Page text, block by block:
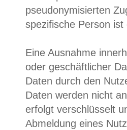
pseudonymisierten
spezifische Person
Eine Ausnahme
oder geschäftlicher
Daten durch den
Daten werden nicht
erfolgt verschlüsselt
Abmeldung eines